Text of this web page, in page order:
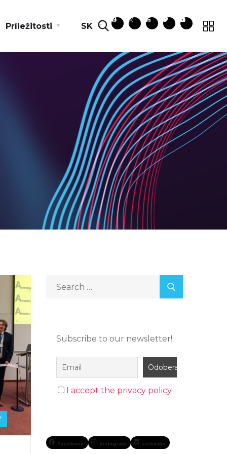
Príležitosti SK
Subscribe to our newsletter!
I accept the privacy policy
Facebook Instagram LinkedIn